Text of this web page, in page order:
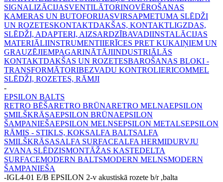
SIGNALIZĀCIJASVENTILĀTORINOVĒROŠANAS
KAMERAS UN BUTOFORIJASVIRSAPMETUMA SLĒDŽI
UN ROZETESKONTAKTDAKŠAS, KONTAKTLIGZDAS,
SLĒDŽI, ADAPTERI, AIZSARDZĪBAVADIINSTALĀCIJAS
MATERIĀLIINSTRUMENTIIERĪCES PRET KUKAIŅIEM UN
GRAUZĒJIEMPAGARINĀTĀJIINDUSTRIĀLĀS
KONTAKTDAKŠAS UN ROZETESBAROŠANAS BLOKI -
TRANSFORMĀTORIBEZVADU KONTROLIERICOMMEL
SLĒDŽI, ROZETES, RĀMJI
-
EPSILON BALTS
RETRO BĒŠARETRO BRŪNARETRO MELNAEPSILON
SMILŠKRĀSAEPSILON BRŪNAEPSILON
ŠAMPANIEŠAEPSILON MELNSEPSILON METALSEPSILON
RĀMIS - STIKLS, KOKSALFA BALTSALFA
SMILŠKRĀSASALFA SURFACEALFA HERMIDURVJU
ZVANA SLĒDZISMONTĀŽAS KASTEDELTA
SURFACEMODERN BALTSMODERN MELNSMODERN
ŠAMPANIEŠA
-IGL4-01 E/B EPSILON 2-v akustiskā rozete b/r ,balta